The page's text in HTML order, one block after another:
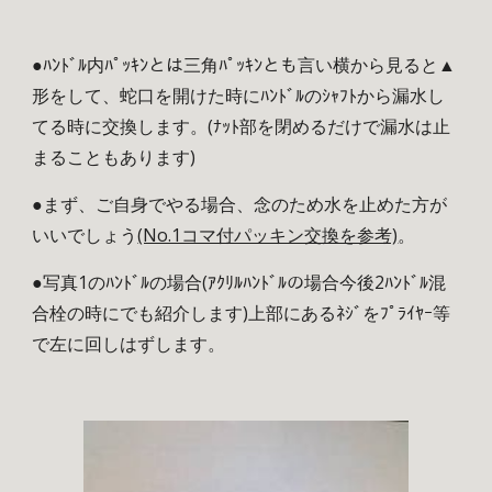
●ﾊﾝﾄﾞﾙ内ﾊﾟｯｷﾝとは三角ﾊﾟｯｷﾝとも言い横から見ると▲
形をして、蛇口を開けた時にﾊﾝﾄﾞﾙのｼｬﾌﾄから漏水し
てる時に交換します。(ﾅｯﾄ部を閉めるだけで漏水は止
まることもあります)
●まず、ご自身でやる場合、念のため水を止めた方が
いいでしょう(No.1コマ付パッキン交換を参考)。
●写真1のﾊﾝﾄﾞﾙの場合(ｱｸﾘﾙﾊﾝﾄﾞﾙの場合今後2ﾊﾝﾄﾞﾙ混
合栓の時にでも紹介します)上部にあるﾈｼﾞをﾌﾟﾗｲﾔｰ等
で左に回しはずします。